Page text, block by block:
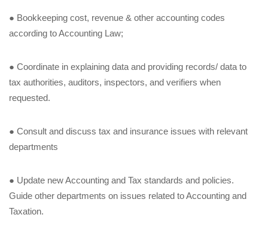
● Bookkeeping cost, revenue & other accounting codes
according to Accounting Law;
● Coordinate in explaining data and providing records/ data to
tax authorities, auditors, inspectors, and verifiers when
requested.
● Consult and discuss tax and insurance issues with relevant
departments
● Update new Accounting and Tax standards and policies.
Guide other departments on issues related to Accounting and
Taxation.